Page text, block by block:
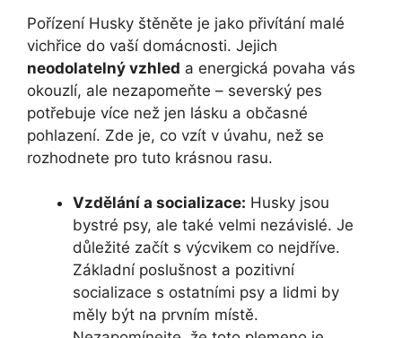
Pořízení Husky štěněte je jako přivítání malé
vichřice do vaší domácnosti. Jejich
neodolatelný vzhled a energická povaha vás
okouzlí, ale nezapomeňte – severský pes
potřebuje více než jen lásku a občasné
pohlazení. Zde je, co vzít v úvahu, než se
rozhodnete pro tuto krásnou rasu.
Vzdělání a socializace: Husky jsou
bystré psy, ale také velmi nezávislé. Je
důležité začít s výcvikem co nejdříve.
Základní poslušnost a pozitivní
socializace s ostatními psy a lidmi by
měly být na prvním místě.